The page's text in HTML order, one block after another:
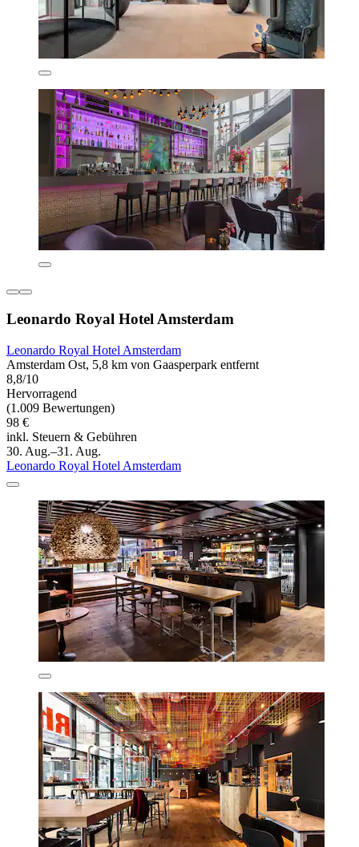
Leonardo Royal Hotel Amsterdam
Leonardo Royal Hotel Amsterdam
Amsterdam Ost, 5,8 km von Gaasperpark entfernt
8,8/10
Hervorragend
(1.009 Bewertungen)
98 €
inkl. Steuern & Gebühren
30. Aug.–31. Aug.
Leonardo Royal Hotel Amsterdam